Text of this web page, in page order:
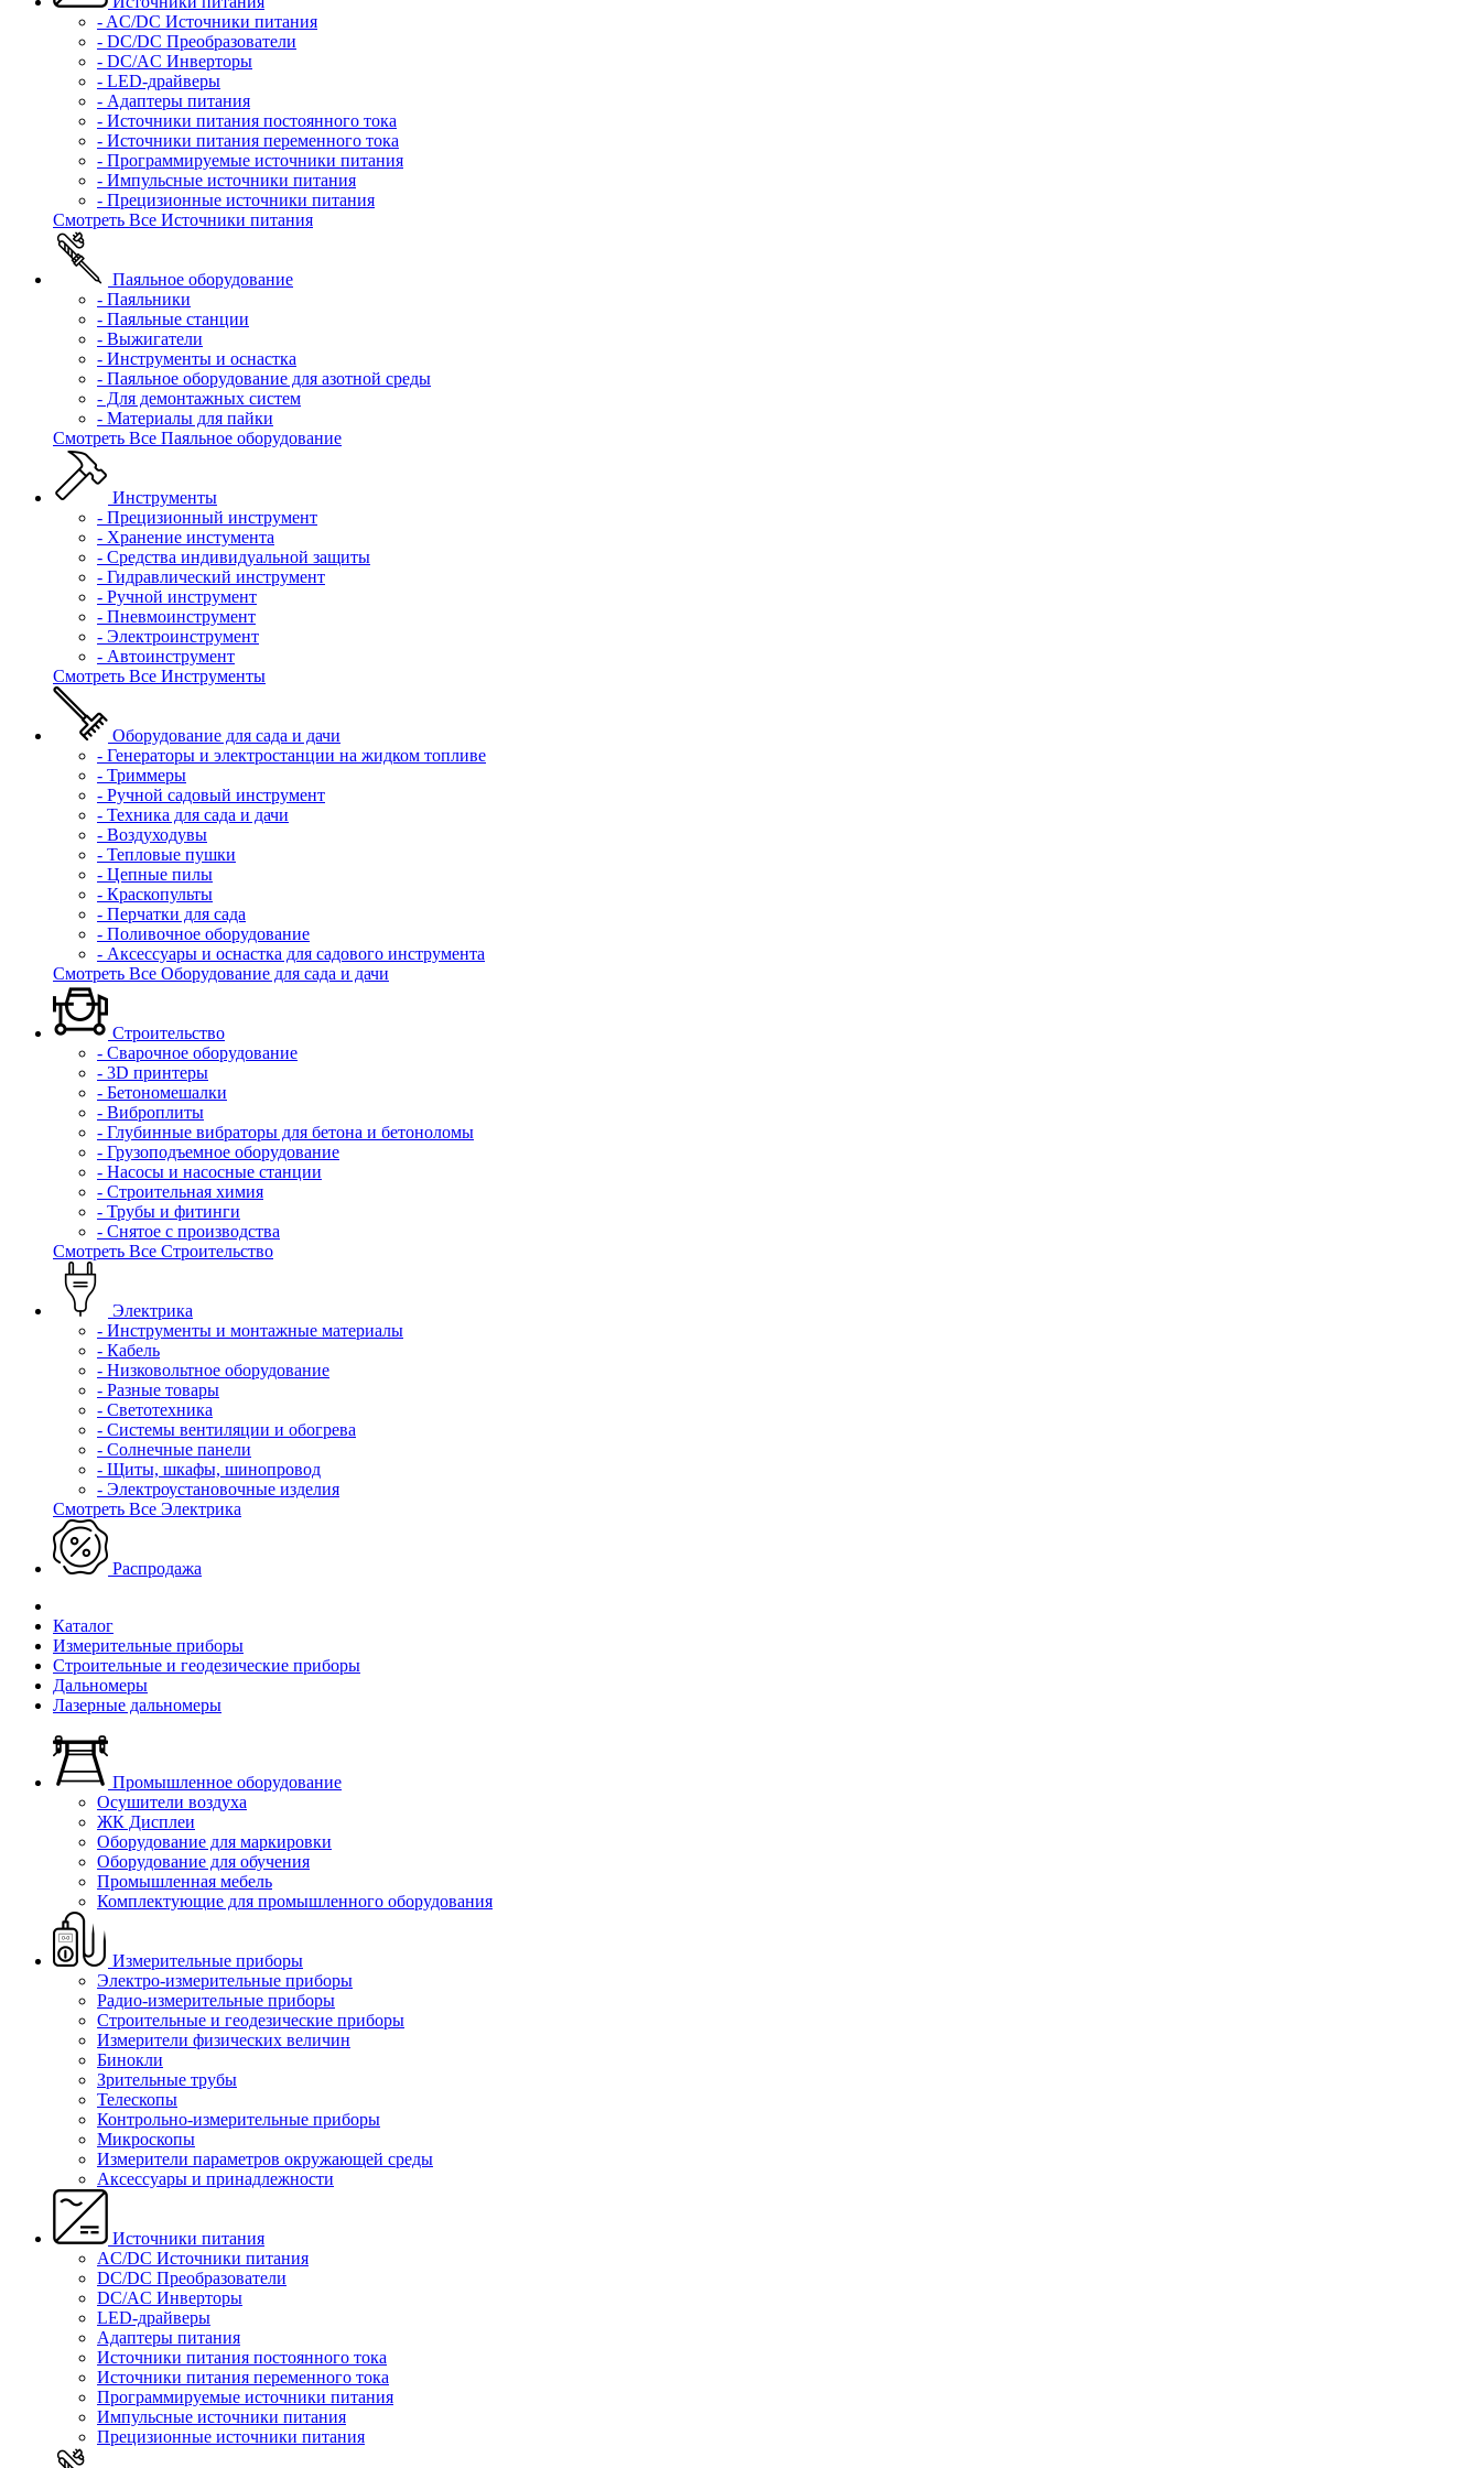
- AC/DC Источники питания
- DC/DC Преобразователи
- DC/AC Инверторы
- LED-драйверы
- Адаптеры питания
- Источники питания постоянного тока
- Источники питания переменного тока
- Программируемые источники питания
- Импульсные источники питания
- Прецизионные источники питания
Смотреть Все Источники питания
Паяльное оборудование
- Паяльники
- Паяльные станции
- Выжигатели
- Инструменты и оснастка
- Паяльное оборудование для азотной среды
- Для демонтажных систем
- Материалы для пайки
Смотреть Все Паяльное оборудование
Инструменты
- Прецизионный инструмент
- Хранение инстумента
- Средства индивидуальной защиты
- Гидравлический инструмент
- Ручной инструмент
- Пневмоинструмент
- Электроинструмент
- Автоинструмент
Смотреть Все Инструменты
Оборудование для сада и дачи
- Генераторы и электростанции на жидком топливе
- Триммеры
- Ручной садовый инструмент
- Техника для сада и дачи
- Воздуходувы
- Тепловые пушки
- Цепные пилы
- Краскопульты
- Перчатки для сада
- Поливочное оборудование
- Аксессуары и оснастка для садового инструмента
Смотреть Все Оборудование для сада и дачи
Строительство
- Сварочное оборудование
- 3D принтеры
- Бетономешалки
- Виброплиты
- Глубинные вибраторы для бетона и бетоноломы
- Грузоподъемное оборудование
- Насосы и насосные станции
- Строительная химия
- Трубы и фитинги
- Снятое с производства
Смотреть Все Строительство
Электрика
- Инструменты и монтажные материалы
- Кабель
- Низковольтное оборудование
- Разные товары
- Светотехника
- Системы вентиляции и обогрева
- Солнечные панели
- Щиты, шкафы, шинопровод
- Электроустановочные изделия
Смотреть Все Электрика
Распродажа
Каталог
Измерительные приборы
Строительные и геодезические приборы
Дальномеры
Лазерные дальномеры
Промышленное оборудование
Осушители воздуха
ЖК Дисплеи
Оборудование для маркировки
Оборудование для обучения
Промышленная мебель
Комплектующие для промышленного оборудования
Измерительные приборы
Электро-измерительные приборы
Радио-измерительные приборы
Строительные и геодезические приборы
Измерители физических величин
Бинокли
Зрительные трубы
Телескопы
Контрольно-измерительные приборы
Микроскопы
Измерители параметров окружающей среды
Аксессуары и принадлежности
Источники питания
AC/DC Источники питания
DC/DC Преобразователи
DC/AC Инверторы
LED-драйверы
Адаптеры питания
Источники питания постоянного тока
Источники питания переменного тока
Программируемые источники питания
Импульсные источники питания
Прецизионные источники питания